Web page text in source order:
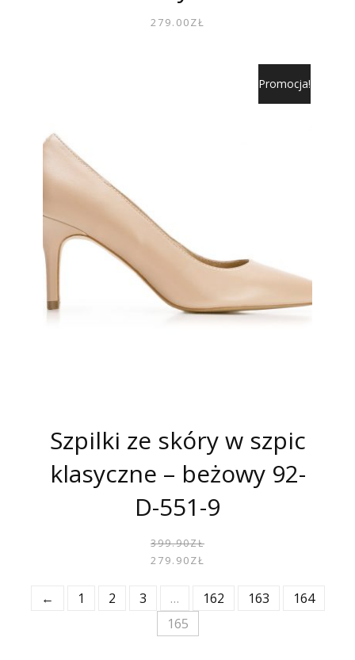
279.00ZŁ
Szpilki ze skóry w szpic
klasyczne – beżowy 92-
D-551-9
Promocja!
399.90ZŁ
279.90ZŁ
← 1 2 3 … 162 163
164
165